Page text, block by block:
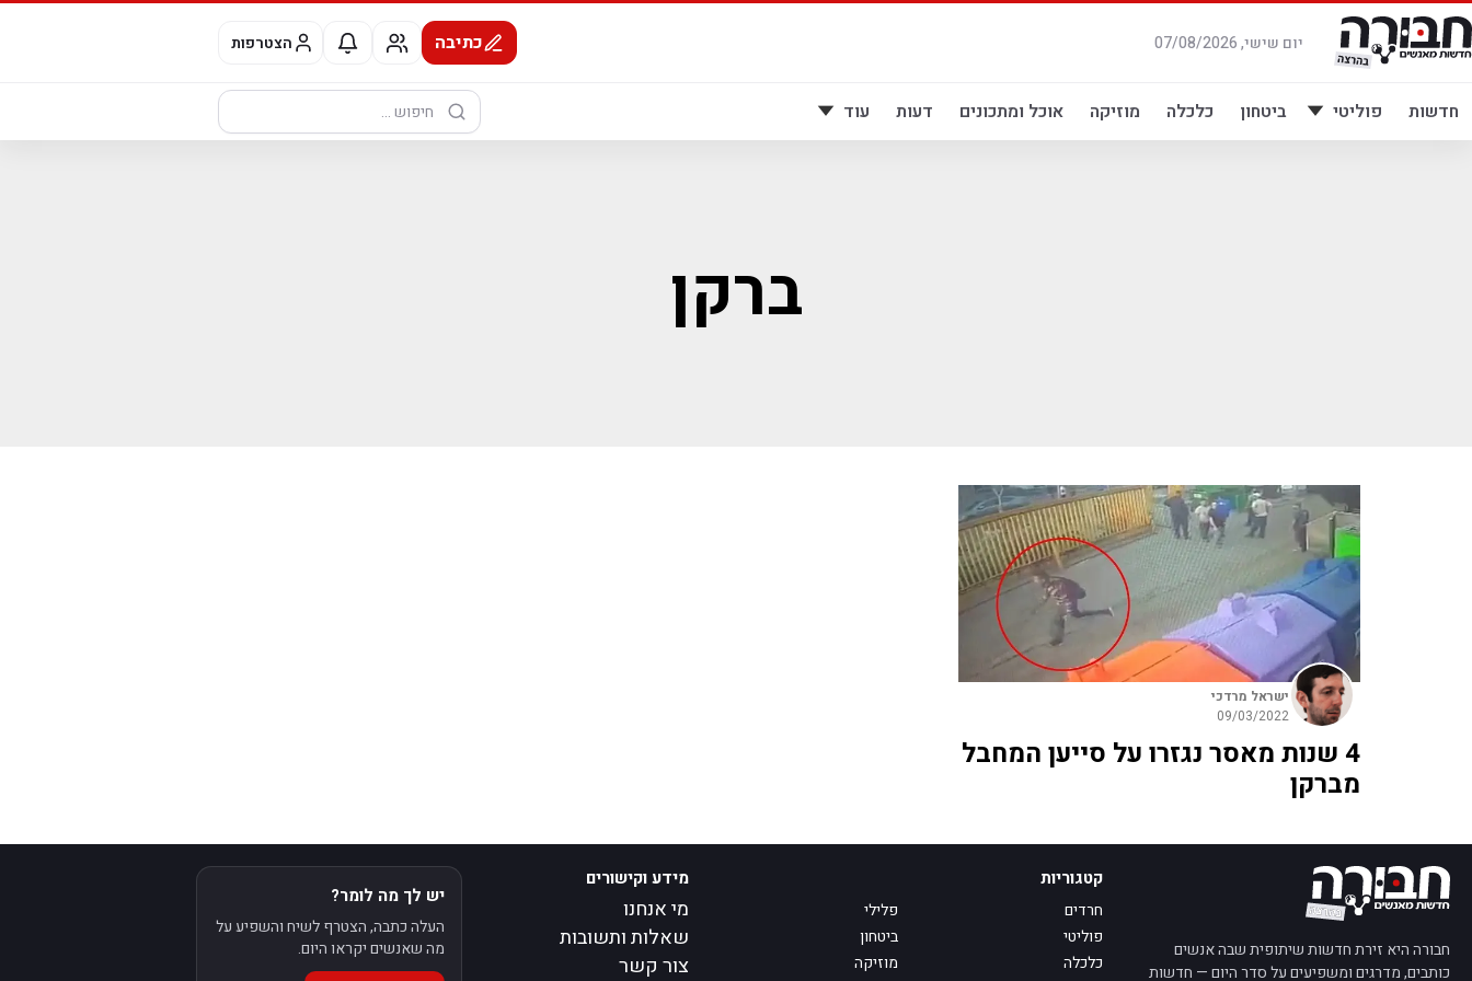
דלג
לתוכן
יום שישי, 07/08/2026 כתיבה הצטרפות
חדשות פוליטי ביטחון כלכלה מוזיקה אוכל ומתכונים דעות עוד
חיפוש:
ברקן
ישראל מרדכי
09/03/2022
4 שנות מאסר נגזרו על סייען המחבל
מברקן
חבורה היא זירת חדשות שיתופית שבה אנשים
כותבים, מדרגים ומשפיעים על סדר היום — חדשות
קטגוריות
חרדים
פלילי
פוליטי
ביטחון
כלכלה
מוזיקה
מידע וקישורים
מי אנחנו
שאלות ותשובות
צור קשר
יש לך מה לומר?
העלה כתבה, הצטרף לשיח והשפיע על
מה שאנשים יקראו היום.